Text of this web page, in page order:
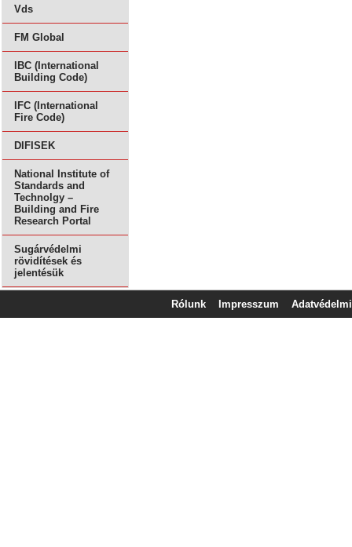
Vds
FM Global
IBC (International
Building Code)
IFC (International
Fire Code)
DIFISEK
National Institute of
Standards and
Technolgy –
Building and Fire
Research Portal
Sugárvédelmi
rövidítések és
jelentésük
Rólunk Impresszum